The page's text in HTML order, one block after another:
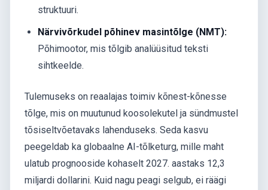
struktuuri.
Närvivõrkudel põhinev masintõlge (NMT):
Põhimootor, mis tõlgib analüüsitud teksti
sihtkeelde.
Tulemuseks on reaalajas toimiv kõnest-kõnesse
tõlge, mis on muutunud koosolekutel ja sündmustel
tõsiseltvõetavaks lahenduseks. Seda kasvu
peegeldab ka globaalne AI-tõlketurg, mille maht
ulatub prognooside kohaselt 2027. aastaks 12,3
miljardi dollarini. Kuid nagu peagi selgub, ei räägi